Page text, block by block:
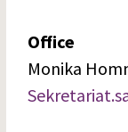
Office
Monika